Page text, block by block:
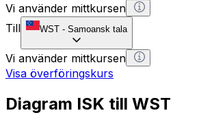
Vi använder mittkursen
Till
WST - Samoansk tala
Vi använder mittkursen
Visa överföringskurs
Diagram ISK till WST